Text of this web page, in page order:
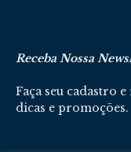
Receba Nossa
Faça seu cadastro
dicas e promoções.